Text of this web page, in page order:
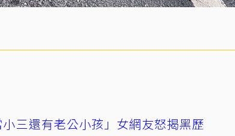
三還有老公小孩」女網友怒揭黑歷